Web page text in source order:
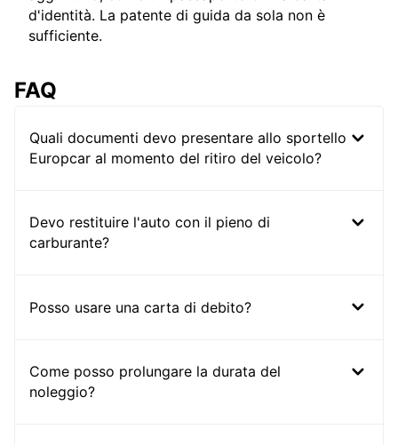
d'identità. La patente di guida da sola non è
sufficiente.
FAQ
Quali documenti devo presentare allo sportello
Europcar al momento del ritiro del veicolo?
Devo restituire l'auto con il pieno di
carburante?
Posso usare una carta di debito?
Come posso prolungare la durata del
noleggio?